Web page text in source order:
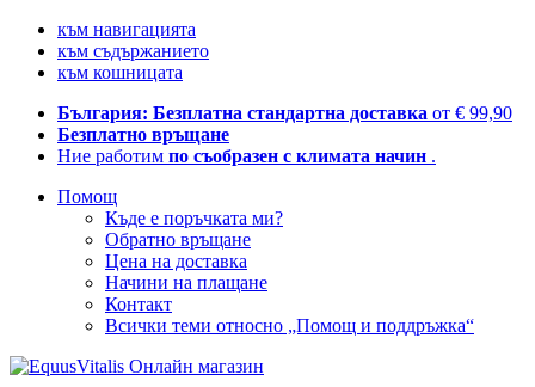
към навигацията
към съдържанието
към кошницата
България: Безплатна стандартна доставка от € 99,90
Безплатно връщане
Ние работим по съобразен с климата начин .
Помощ
Къде е поръчката ми?
Обратно връщане
Цена на доставка
Начини на плащане
Контакт
Всички теми относно „Помощ и поддръжка“